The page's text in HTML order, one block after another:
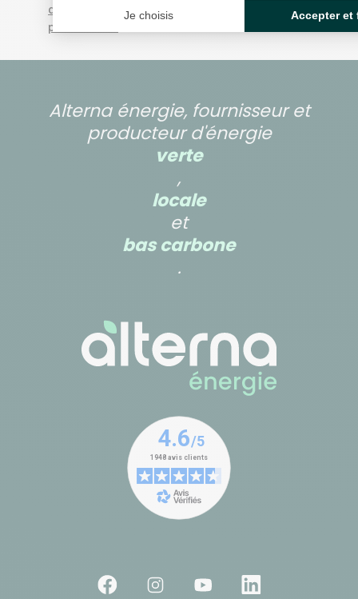
denergie-deau/electricite-appareils-consomment-
plus-maison
Alterna énergie, fournisseur et
producteur d'énergie
verte
,
locale
et
bas carbone
.
Je choisis Accepter et